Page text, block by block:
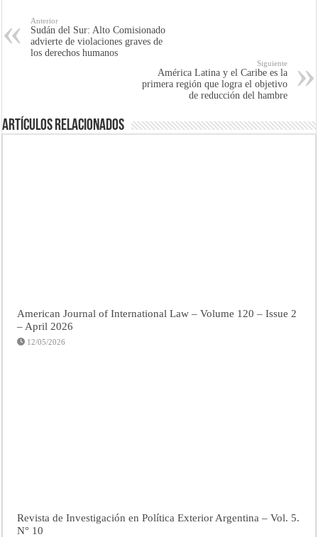
Anterior
Sudán del Sur: Alto Comisionado
advierte de violaciones graves de
los derechos humanos
Siguiente
América Latina y el Caribe es la
primera región que logra el objetivo
de reducción del hambre
Artículos Relacionados
American Journal of International Law – Volume 120 – Issue 2
– April 2026
12/05/2026
Revista de Investigación en Política Exterior Argentina – Vol. 5.
N° 10